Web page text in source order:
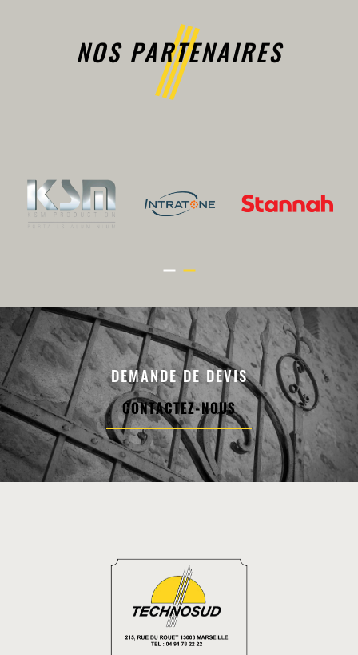
NOS PARTENAIRES
DEMANDE DE DEVIS
CONTACTEZ-NOUS